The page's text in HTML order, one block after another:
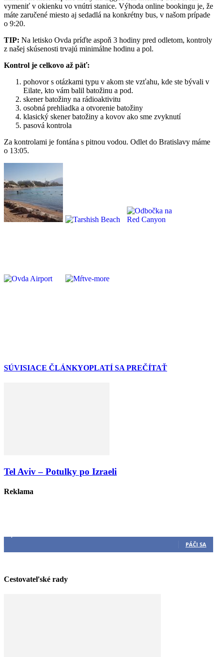
vymeniť v okienku vo vnútri stanice. Výhoda online bookingu je, že
máte zaručené miesto aj sedadlá na konkrétny bus, v našom prípade
o 9:20.
TIP: Na letisko Ovda príďte aspoň 3 hodiny pred odletom, kontroly
z našej skúsenosti trvajú minimálne hodinu a pol.
Kontrol je celkovo až päť:
pohovor s otázkami typu v akom ste vzťahu, kde ste bývali v
Eilate, kto vám balil batožinu a pod.
skener batožiny na rádioaktivitu
osobná prehliadka a otvorenie batožiny
klasický skener batožiny a kovov ako sme zvyknutí
pasová kontrola
Za kontrolami je fontána s pitnou vodou. Odlet do Bratislavy máme
o 13:05.
SÚVISIACE ČLÁNKYOPLATÍ SA PREČÍTAŤ
Tel Aviv – Potulky po Izraeli
Reklama
PÁČI SA
Cestovateľské rady